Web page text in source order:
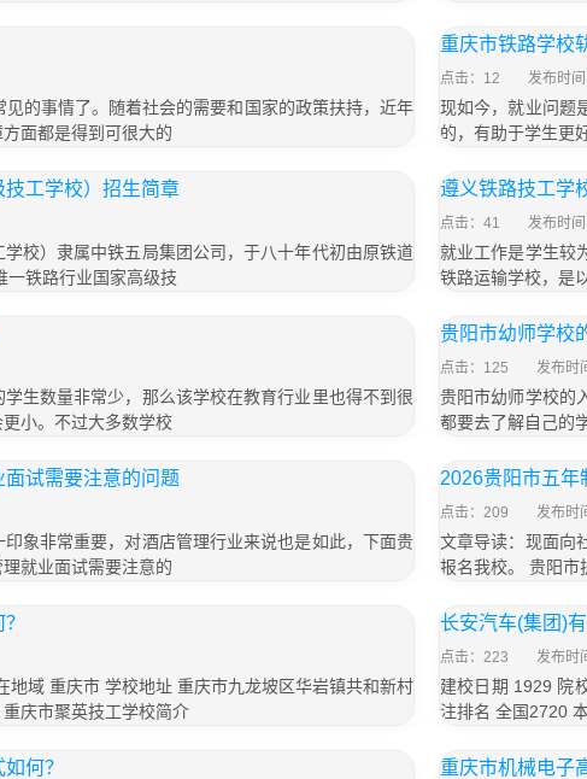
的事情了。随着社会的需要和国家的政策扶持，近年
面都是得到可很大的
重庆市铁路学校
点击：12 发布时
现如今，就业问题
的，有助于学生更
工学校）招生简章
校）隶属中铁五局集团公司，于八十年代初由原铁道
一铁路行业国家高级技
遵义铁路技工学
点击：41 发布时
就业工作是学生较
铁路运输学校，是
生数量非常少，那么该学校在教育行业里也得不到很
小。不过大多数学校
贵阳市幼师学校
点击：125 发布时
贵阳市幼师学校的
都要去了解自己的
试需要注意的问题
象非常重要，对酒店管理行业来说也是如此，下面贵
就业面试需要注意的
2026贵阳市五年
点击：209 发布时
文章导读：现面向
报名我校。 贵阳市
地域 重庆市 学校地址 重庆市九龙坡区华岩镇共和新村
庆市聚英技工学校简介
长安汽车(集团)
点击：223 发布时
建校日期 1929 院
注排名 全国2720
何？ 重庆市机械电子